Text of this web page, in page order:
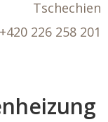
Tschechien
+420 226 258 201